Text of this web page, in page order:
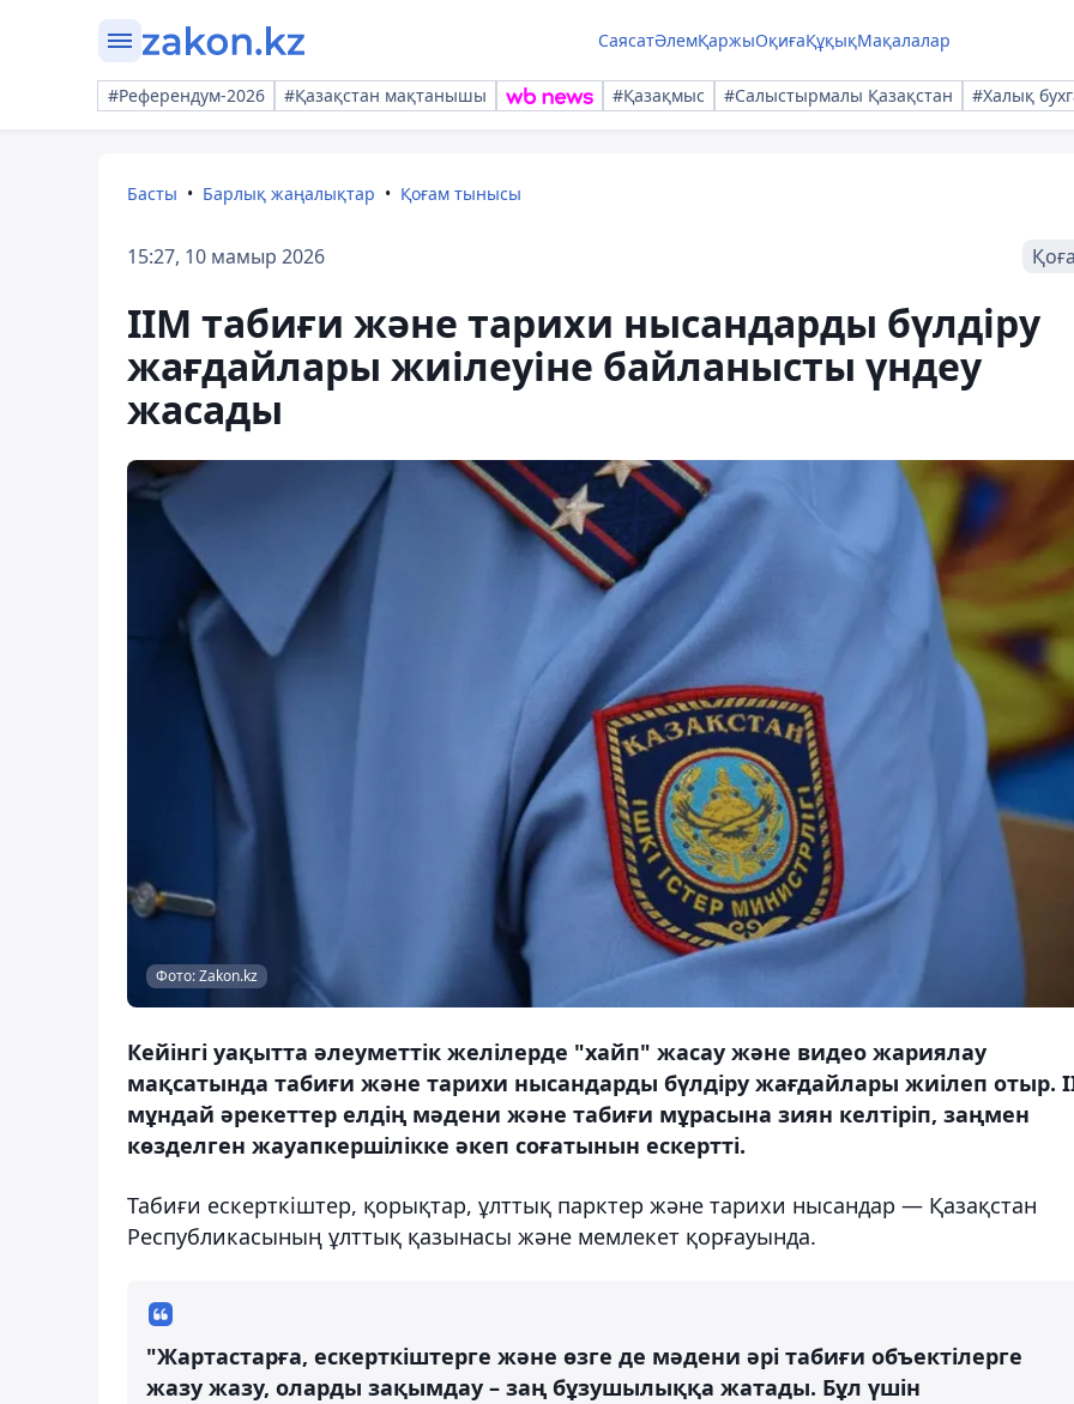
СаясатӘлемҚаржыОқиғаҚұқықМақалалар
#Референдум-2026 #Қазақстан мақтанышы #Қазақмыс #Салыстырмалы Қазақстан #Халық
Басты Барлық жаңалықтар Қоғам тынысы
15:27, 10 мамыр 2026
ІІМ табиғи және тарихи нысандарды бүлдіру
жағдайлары жиілеуіне байланысты үндеу
жасады
Фото: Zakon.kz
Кейінгі уақытта әлеуметтік желілерде "хайп" жасау және видео жариялау
мақсатында табиғи және тарихи нысандарды бүлдіру жағдайлары жиілеп отыр.
мұндай әрекеттер елдің мәдени және табиғи мұрасына зиян келтіріп, заңмен
көзделген жауапкершілікке әкеп соғатынын ескертті.
Табиғи ескерткіштер, қорықтар, ұлттық парктер және тарихи нысандар — Қазақстан
Республикасының ұлттық қазынасы және мемлекет қорғауында.
"Жартастарға, ескерткіштерге және өзге де мәдени әрі табиғи объектілерге
жазу жазу, оларды зақымдау – заң бұзушылыққа жатады. Бұл үшін